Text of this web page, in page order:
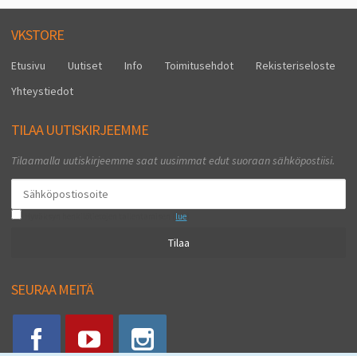
VKSTORE
Etusivu Uutiset Info Toimitusehdot
Rekisteriseloste
Yhteystiedot
TILAA UUTISKIRJEEMME
Tilaamalla uutiskirjeemme saat uusimmat edut suoraan sähköpostiisi.
lue
Tilaa
SEURAA MEITÄ